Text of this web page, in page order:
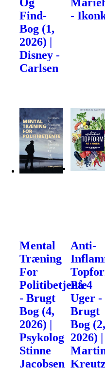
Og
Find-
Bog (1,
2026) |
Disney -
Carlsen
-
Mental
Træning
For
Politibetjente
- Brugt
Bog (4,
2026) |
Psykolog
Stinne
Jacobsen
Anti-
På 4
Uger -
Brugt
Bog (2,
2026) |